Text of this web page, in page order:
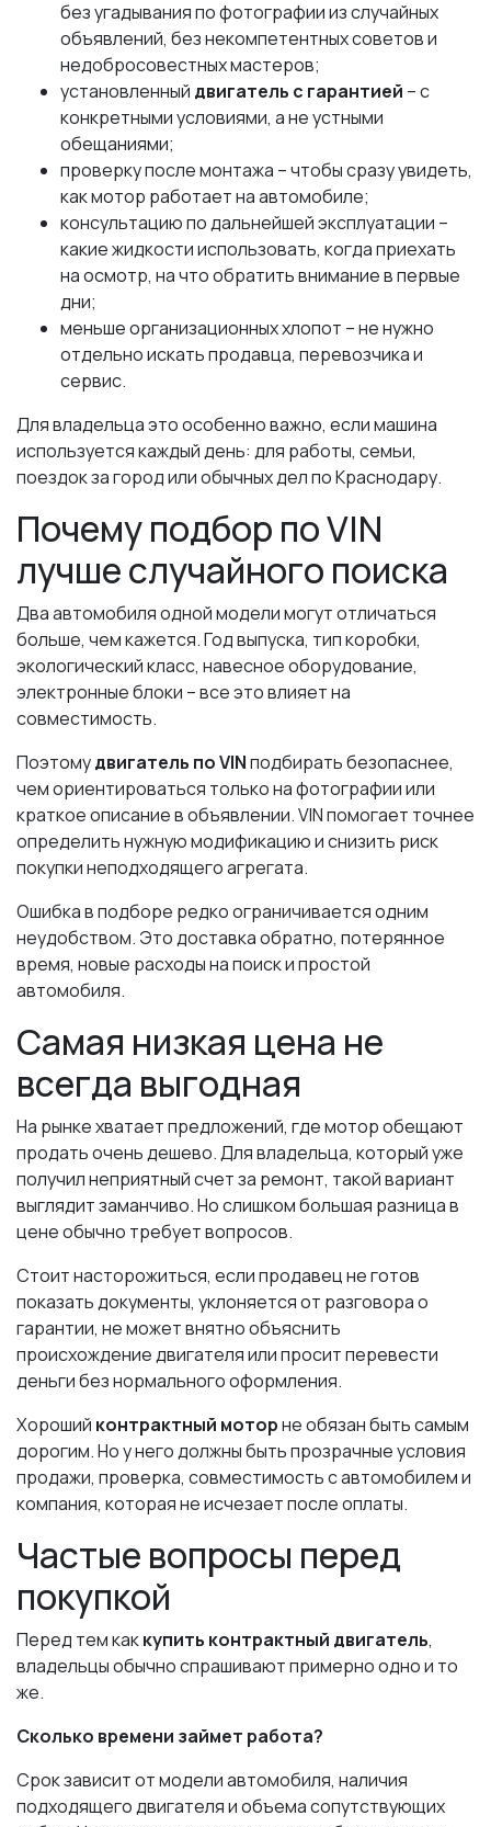
без угадывания по фотографии из случайных
объявлений, без некомпетентных советов и
недобросовестных мастеров;
установленный двигатель с гарантией – с
конкретными условиями, а не устными
обещаниями;
проверку после монтажа – чтобы сразу увидеть,
как мотор работает на автомобиле;
консультацию по дальнейшей эксплуатации –
какие жидкости использовать, когда приехать
на осмотр, на что обратить внимание в первые
дни;
меньше организационных хлопот – не нужно
отдельно искать продавца, перевозчика и
сервис.
Для владельца это особенно важно, если машина
используется каждый день: для работы, семьи,
поездок за город или обычных дел по Краснодару.
Почему подбор по VIN
лучше случайного поиска
Два автомобиля одной модели могут отличаться
больше, чем кажется. Год выпуска, тип коробки,
экологический класс, навесное оборудование,
электронные блоки – все это влияет на
совместимость.
Поэтомудвигатель по VINподбирать безопаснее,
чем ориентироваться только на фотографии или
краткое описание в объявлении. VIN помогает точнее
определить нужную модификацию и снизить риск
покупки неподходящего агрегата.
Ошибка в подборе редко ограничивается одним
неудобством. Это доставка обратно, потерянное
время, новые расходы на поиск и простой
автомобиля.
Самая низкая цена не
всегда выгодная
На рынке хватает предложений, где мотор обещают
продать очень дешево. Для владельца, который уже
получил неприятный счет за ремонт, такой вариант
выглядит заманчиво. Но слишком большая разница в
цене обычно требует вопросов.
Стоит насторожиться, если продавец не готов
показать документы, уклоняется от разговора о
гарантии, не может внятно объяснить
происхождение двигателя или просит перевести
деньги без нормального оформления.
Хороший контрактный моторне обязан быть самым
дорогим. Но у него должны быть прозрачные условия
продажи, проверка, совместимость с автомобилем и
компания, которая не исчезает после оплаты.
Частые вопросы перед
покупкой
Перед тем каккупить контрактный двигатель,
владельцы обычно спрашивают примерно одно и то
же.
Сколько времени займет работа?
Срок зависит от модели автомобиля, наличия
подходящего двигателя и объема сопутствующих